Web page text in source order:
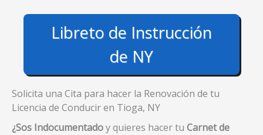
Libreto de Instrucción
de NY
Solicita una Cita para hacer la Renovación de tu
Licencia de Conducir en Tioga, NY
¿Sos Indocumentadoy quieres hacer tu Carnet de